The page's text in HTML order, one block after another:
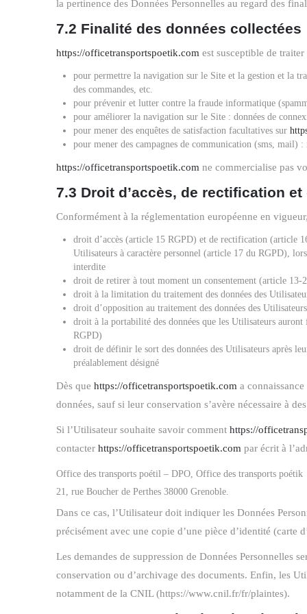
la pertinence des Données Personnelles au regard des
7.2 Finalité des données collectées
https://officetransportspoetik.com est susceptible de
pour permettre la navigation sur le Site et la gestion et la
des commandes, etc.
pour prévenir et lutter contre la fraude informatique
pour améliorer la navigation sur le Site : données de
pour mener des enquêtes de satisfaction facultatives sur
pour mener des campagnes de communication (sms, mail) :
https://officetransportspoetik.com ne commercialise pas
7.3 Droit d’accès, de rectification et
Conformément à la réglementation européenne en
droit d’accès (article 15 RGPD) et de rectification (article
Utilisateurs à caractère personnel (article 17 du RGPD),
interdite
droit de retirer à tout moment un consentement (article 13-
droit à la limitation du traitement des données des
droit d’opposition au traitement des données des
droit à la portabilité des données que les Utilisateurs
RGPD)
droit de définir le sort des données des Utilisateurs après
préalablement désigné
Dès que https://officetransportspoetik.com a
données, sauf si leur conservation s’avère nécessaire à
Si l’Utilisateur souhaite savoir comment https://
contacter https://officetransportspoetik.com par écrit à
Office des transports poétil – DPO, Office des transports poétik
21, rue Boucher de Perthes 38000 Grenoble.
Dans ce cas, l’Utilisateur doit indiquer les Données
précisément avec une copie d’une pièce d’identité (carte
Les demandes de suppression de Données Personnelles
conservation ou d’archivage des documents. Enfin, les
notamment de la CNIL (https://www.cnil.fr/fr/plaintes).